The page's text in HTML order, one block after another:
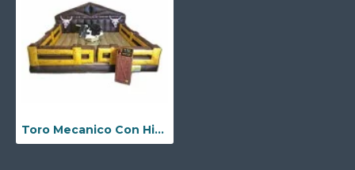
Toro Mecanico Con Hinchable